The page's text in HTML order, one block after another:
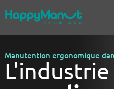
Manutention ergonomique
L'industrie